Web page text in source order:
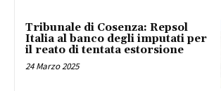
Tribunale di Cosenza: Repsol
Italia al banco degli imputati per
il reato di tentata estorsione
24 Marzo 2025